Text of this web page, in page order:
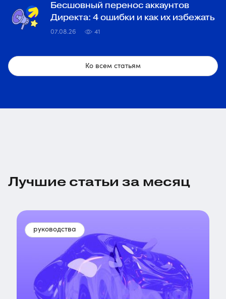
Бесшовный перенос аккаунтов
Директа: 4 ошибки и как их избежать
07.08.26 41
Ко всем статьям
Лучшие статьи за месяц
руководства